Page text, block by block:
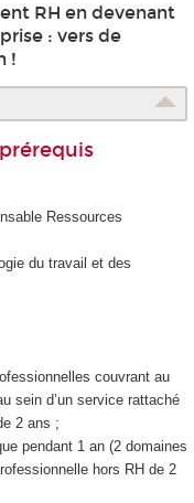
RH en devenant
: vers de
!
Ressources
du travail et des
couvrant au
sein d’un service rattaché
2 ans ;
pendant 1 an (2 domaines
hors RH de 2